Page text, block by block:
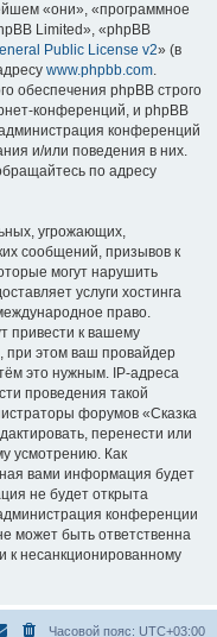
«они», «программное
Limited», «phpBB
Public License v2» (в
www.phpbb.com.
обеспечения phpBB строго
конференций, и phpBB
конференций
и/или поведения в них.
по адресу
угрожающих,
сообщений, призывов к
могут нарушить
услуги хостинга
право.
привести к вашему
при этом ваш провайдер
это нужным. IP-адреса
проведения такой
форумов «Сказка
перенести или
усмотрению. Как
вами информация будет
не будет открыта
конференции
может быть ответственна
к несанкционированному
Часовой пояс: UTC+03:00